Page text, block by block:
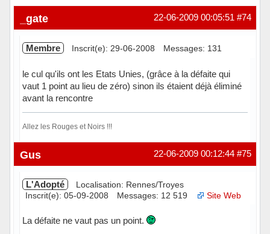
#74
22-06-2009 00:05:51
_gate
Membre Inscrit(e): 29-06-2008 Messages: 131
le cul qu'ils ont les Etats Unies, (grâce à la défaite qui
vaut 1 point au lieu de zéro) sinon ils étaient déjà éliminé
avant la rencontre
Allez les Rouges et Noirs !!!
Hors ligne #75
22-06-2009 00:12:44
Gus
L'Adopté
Localisation: Rennes/Troyes
Inscrit(e): 05-09-2008
Messages: 12 519 Site Web
La défaite ne vaut pas un point.